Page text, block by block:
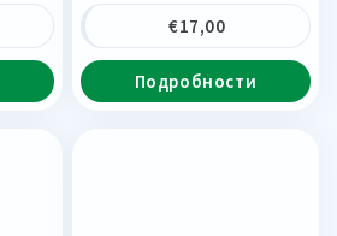
€17,00
Подробности